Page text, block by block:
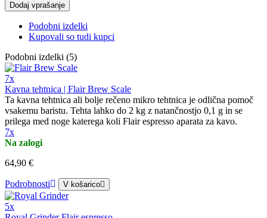
Dodaj vprašanje
Podobni izdelki
Kupovali so tudi kupci
Podobni izdelki (5)
7x
Kavna tehtnica | Flair Brew Scale
Ta kavna tehtnica ali bolje rečeno mikro tehtnica je odlična pomoč
vsakemu baristu. Tehta lahko do 2 kg z natančnostjo 0,1 g in se
prilega med noge katerega koli Flair espresso aparata za kavo.
7x
Na zalogi
64,90 €
Podrobnosti V košarico
5x